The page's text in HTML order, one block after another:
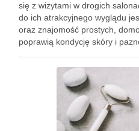
się z wizytami w drogich
do ich atrakcyjnego wyglądu
oraz znajomość prostych,
poprawią kondycję skóry i
zdrowie …